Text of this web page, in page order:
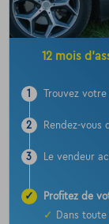
12 mois
1 Trouvez
2 Rendez-vous
3 Le vendeur
✓
Profitez de
✓
Dans